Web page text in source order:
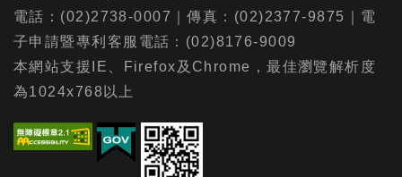
電話：(02)2738-0007｜傳真：(02)2377-9875｜電
子申請暨專利客服電話：(02)8176-9009
本網站支援IE、Firefox及Chrome，最佳瀏覽解析度
為1024x768以上